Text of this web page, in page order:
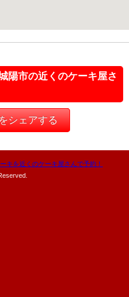
陽市の近くのケーキ屋さ
シェアする
キを近くのケーキ屋さんで予約！